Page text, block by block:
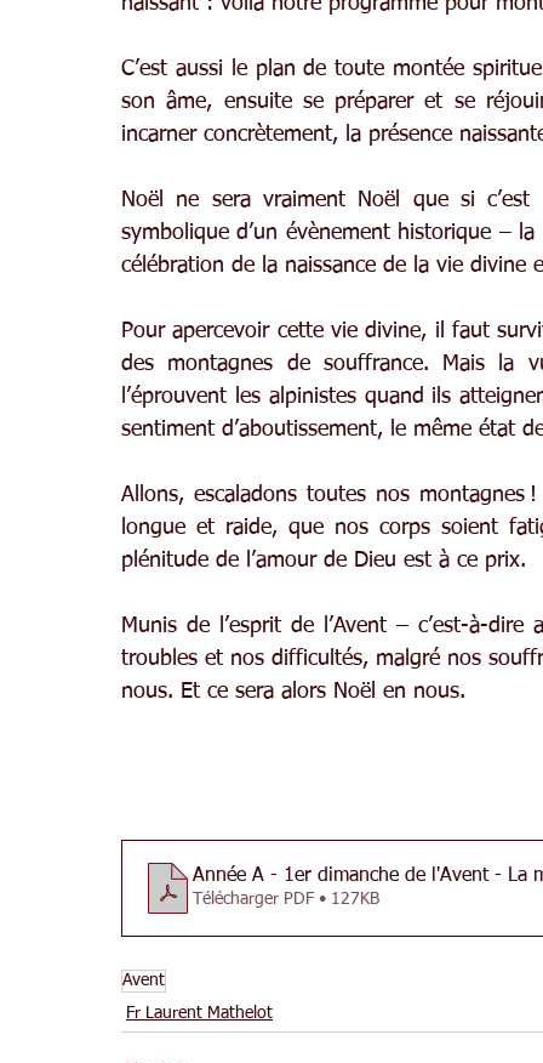
C’est aussi le plan de toute montée
son âme, ensuite se préparer et se
incarner concrètement, la présence
Noël ne sera vraiment Noël que si
symbolique d’un évènement historique –
célébration de la naissance de la vie divine
Pour apercevoir cette vie divine, il faut
des montagnes de souffrance. Mais la
l’éprouvent les alpinistes quand ils
sentiment d’aboutissement, le même état
Allons, escaladons toutes nos montagnes
longue et raide, que nos corps soient
plénitude de l’amour de Dieu est à ce prix.
Munis de l’esprit de l’Avent – c’est-à-
troubles et nos difficultés, malgré nos
nous. Et ce sera alors Noël en nous.
Année A - 1er dimanche de l'Avent - La
Télécharger PDF • 127KB
Avent
Fr Laurent Mathelot